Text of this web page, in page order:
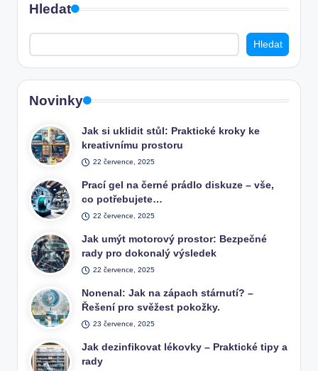
Hledat
Hledat
Novinky
Jak si uklidit stůl: Praktické kroky ke
kreativnímu prostoru
22 července, 2025
Prací gel na černé prádlo diskuze – vše,
co potřebujete…
22 července, 2025
Jak umýt motorový prostor: Bezpečné
rady pro dokonalý výsledek
22 července, 2025
Nonenal: Jak na zápach stárnutí? –
Řešení pro svěžest pokožky.
23 července, 2025
Jak dezinfikovat lékovky – Praktické tipy a
rady